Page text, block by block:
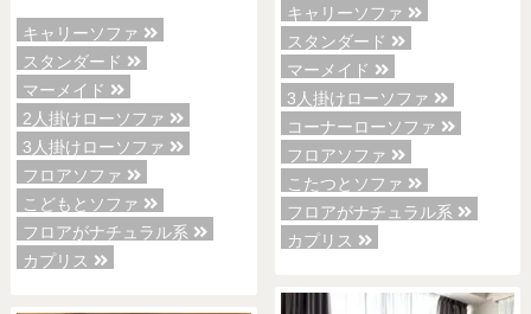
キャリーソファ
スタンダード
マーメイド
2人掛けローソファ
3人掛けローソファ
フロアソファ
こどもとソファ
フロアがナチュラル系
カプリス
キャリーソファ
スタンダード
マーメイド
3人掛けローソファ
コーナーローソファ
フロアソファ
こたつとソファ
フロアがナチュラル系
カプリス